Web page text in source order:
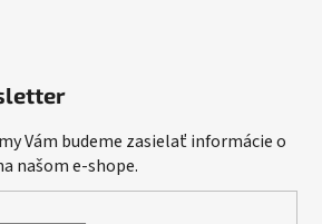
Vám budeme zasielať informácie o
našom e-shope.